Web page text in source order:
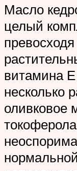
Масло
целый
витамина
несколько
оливковое